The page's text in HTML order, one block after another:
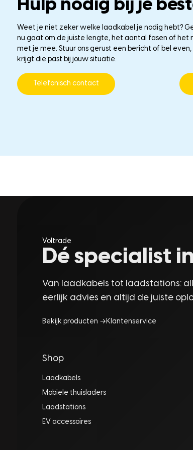
Hulp nodig bij je
Weet je niet zeker welke laadkabel je nodig hebt?
nu gaat om de juiste lengte, het aantal fasen of
met je mee. Stuur ons gerust een bericht of bel
krijgt die past bij jouw situatie.
Telefonisch contact
Voltrade
Dé specialist
Van laadkabels tot laadstations:
eerlijk advies en altijd de juiste
Bekijk producten → Klantenservice
Shop
Laadkabels
Mobiele thuisladers
Laadstations
EV accessoires